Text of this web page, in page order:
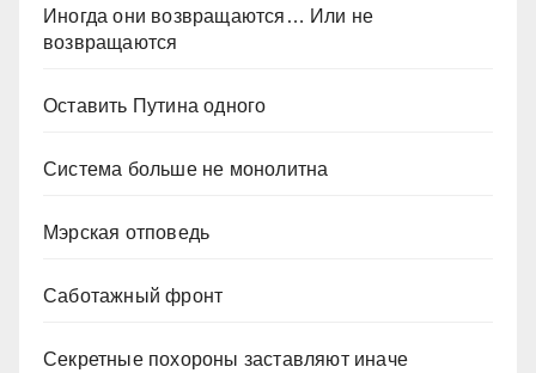
Иногда они возвращаются… Или не
возвращаются
Оставить Путина одного
Система больше не монолитна
Мэрская отповедь
Саботажный фронт
Секретные похороны заставляют иначе